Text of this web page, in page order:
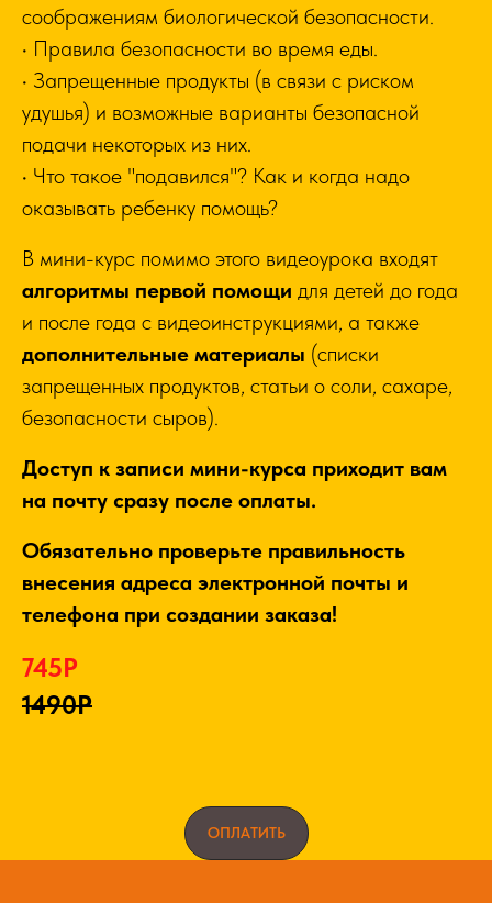
соображениям биологической безопасности.
• Правила безопасности во время еды.
• Запрещенные продукты (в связи с риском
удушья) и возможные варианты безопасной
подачи некоторых из них.
• Что такое "подавился"? Как и когда надо
оказывать ребенку помощь?
В мини-курс помимо этого видеоурока входят
алгоритмы первой помощи для детей до года
и после года с видеоинструкциями, а также
дополнительные материалы (списки
запрещенных продуктов, статьи о соли, сахаре,
безопасности сыров).
Доступ к записи мини-курса приходит вам
на почту сразу после оплаты.
Обязательно проверьте правильность
внесения адреса электронной почты и
телефона при создании заказа!
745Р
1490Р
ОПЛАТИТЬ